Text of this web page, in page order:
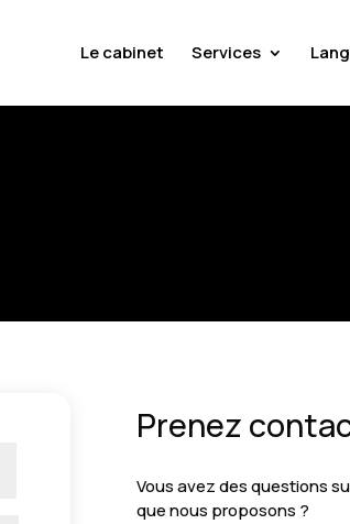
Le cabinet Services
Prenez
Vous avez des questions
que nous proposons ?